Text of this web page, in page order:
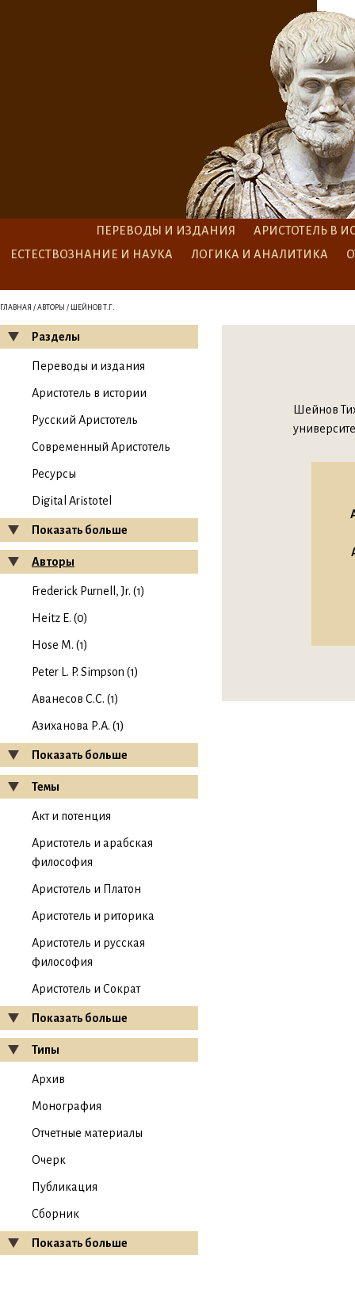
ПЕРЕВОДЫ И ИЗДАНИЯ
АРИСТОТЕЛЬ В
ЕСТЕСТВОЗНАНИЕ И НАУКА
ЛОГИКА И АНАЛИТИКА
ГЛАВНАЯ / АВТОРЫ / ШЕЙНОВ Т.Г.
Разделы
Переводы и издания
Аристотель в истории
Русский Аристотель
Современный Аристотель
Ресурсы
Digital Aristotel
Показать больше
Авторы
Frederick Purnell, Jr. (1)
Heitz E. (0)
Hose M. (1)
Peter L. P. Simpson (1)
Аванесов С.С. (1)
Азиханова Р.А. (1)
Показать больше
Темы
Акт и потенция
Аристотель и арабская
философия
Аристотель и Платон
Аристотель и риторика
Аристотель и русская
философия
Аристотель и Сократ
Показать больше
Типы
Архив
Монография
Отчетные материалы
Очерк
Публикация
Сборник
Показать больше
Шейнов